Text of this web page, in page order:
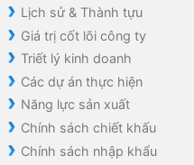
Lịch sử & Thành tựu
Giá trị cốt lõi công ty
Triết lý kinh doanh
Các dự án thực hiện
Năng lực sản xuất
Chính sách chiết khấu
Chính sách nhập khẩu